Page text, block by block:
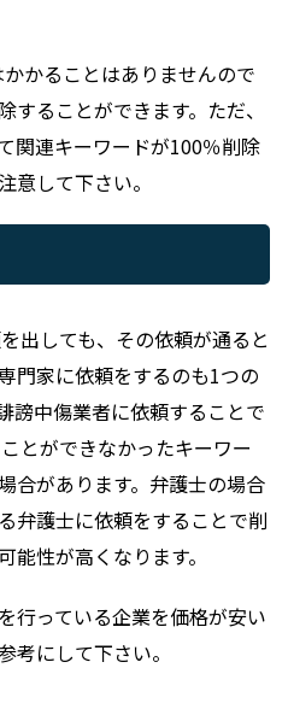
かることはありませんので
ることができます。ただ、
関連キーワードが100％削除
意して下さい。
出しても、その依頼が通ると
門家に依頼をするのも1つの
謗中傷業者に依頼することで
とができなかったキーワー
合があります。弁護士の場合
弁護士に依頼をすることで削
性が高くなります。
行っている企業を価格が安い
考にして下さい。